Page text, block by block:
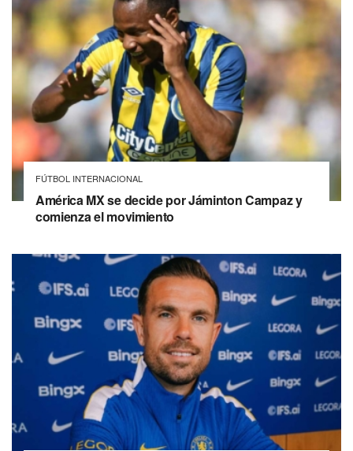
FÚTBOL INTERNACIONAL
América MX se decide por Jáminton Campaz y
comienza el movimiento